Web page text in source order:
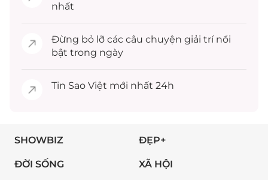
nhất
Đừng bỏ lỡ các câu chuyện giải trínổi
bật trong ngày
Tin Sao Việt mới nhất 24h
SHOWBIZ ĐẸP+
ĐỜI SỐNG XÃ HỘI